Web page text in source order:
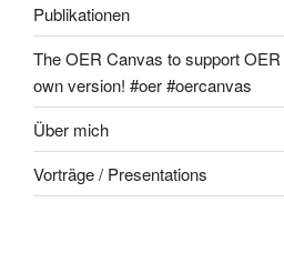
Publikationen
The OER Canvas to support
own version! #oer #oercanvas
Über mich
Vorträge / Presentations